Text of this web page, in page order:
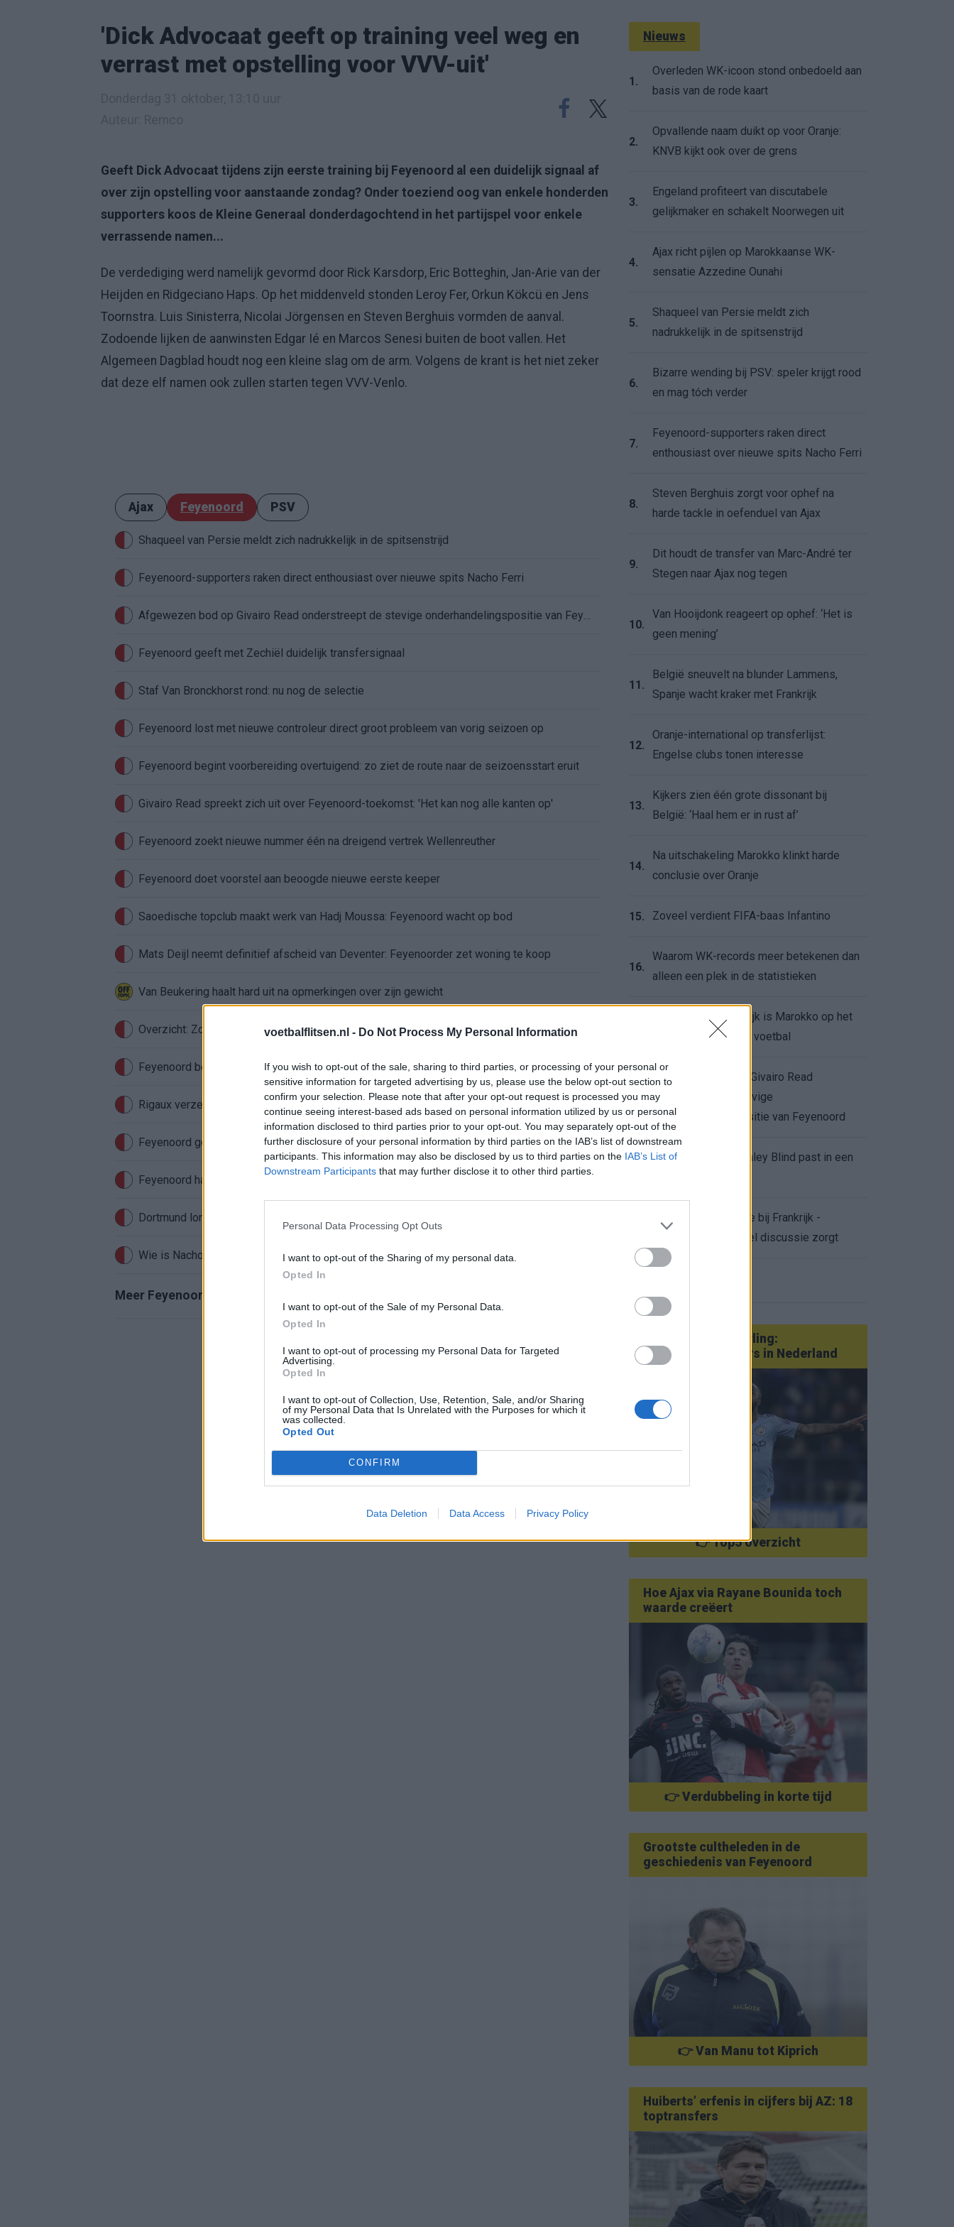
voetbalflitsen.nl - Do Not Process My Personal Information
If you wish to opt-out of the sale, sharing to third parties, or processing of your personal or
sensitive information for targeted advertising by us, please use the below opt-out section to
confirm your selection. Please note that after your opt-out request is processed you may
continue seeing interest-based ads based on personal information utilized by us or personal
information disclosed to third parties prior to your opt-out. You may separately opt-out of the
further disclosure of your personal information by third parties on the IAB’s list of downstream
participants. This information may also be disclosed by us to third parties on the IAB’s List of
Downstream Participants that may further disclose it to other third parties.
Personal Data Processing Opt Outs
I want to opt-out of the Sharing of my personal data.
Opted In
I want to opt-out of the Sale of my Personal Data.
Opted In
I want to opt-out of processing my Personal Data for Targeted
Advertising.
Opted In
I want to opt-out of Collection, Use, Retention, Sale, and/or Sharing
of my Personal Data that Is Unrelated with the Purposes for which it
was collected.
Opted Out
CONFIRM
Data Deletion Data Access Privacy Policy
'Dick Advocaat geeft op training veel weg en
verrast met opstelling voor VVV-uit'
Geeft Dick Advocaat tijdens zijn eerste training bij Feyenoord al een duidelijk signaal af
over zijn opstelling voor aanstaande zondag? Onder toeziend oog van enkele honderden
supporters koos de Kleine Generaal donderdagochtend in het partijspel voor enkele
verrassende namen...
De verdediging werd namelijk gevormd door Rick Karsdorp, Eric Botteghin, Jan-Arie van der
Heijden en Ridgeciano Haps. Op het middenveld stonden Leroy Fer, Orkun Kökcü en Jens
Toornstra. Luis Sinisterra, Nicolai Jörgensen en Steven Berghuis vormden de aanval.
Zodoende lijken de aanwinsten Edgar Ié en Marcos Senesi buiten de boot vallen. Het
Algemeen Dagblad houdt nog een kleine slag om de arm. Volgens de krant is het niet zeker
dat deze elf namen ook zullen starten tegen VVV-Venlo.
Ajax Feyenoord PSV
Shaqueel van Persie meldt zich nadrukkelijk in de spitsenstrijd
Feyenoord-supporters raken direct enthousiast over nieuwe spits Nacho Ferri
Feyenoord geeft met Zechiël duidelijk transfersignaal
Staf Van Bronckhorst rond: nu nog de selectie
Feyenoord lost met nieuwe controleur direct groot probleem van vorig seizoen op
Feyenoord begint voorbereiding overtuigend: zo ziet de route naar de seizoensstart eruit
Givairo Read spreekt zich uit over Feyenoord-toekomst: 'Het kan nog alle kanten op'
Feyenoord zoekt nieuwe nummer één na dreigend vertrek Wellenreuther
Feyenoord doet voorstel aan beoogde nieuwe eerste keeper
Saoedische topclub maakt werk van Hadj Moussa: Feyenoord wacht op bod
Mats Deijl neemt definitief afscheid van Deventer: Feyenoorder zet woning te koop
Van Beukering haalt hard uit na opmerkingen over zijn gewicht
Overzicht: Zo presteren de Feyenoord-spelers op het WK 2026
Feyenoord begint aan nieuw tijdperk: programma richting seizoenstart
Rigaux verzet meteen bergen bij Feyenoord: lef of overmoed?
Feyenoord gebruikt Ajax-talenten voor nieuwe route
Feyenoord haakte al snel af: WK-sensatie Gil Mora blijkt onhaalbaar voor Eredivisie-top
Wie is Nacho Ferri? Profiel van Feyenoords doelwit
Meer Feyenoord-nieuws
Nieuws
1.
Overleden WK-icoon stond onbedoeld aan
basis van de rode kaart
2.
Opvallende naam duikt op voor Oranje:
KNVB kijkt ook over de grens
3.
Engeland profiteert van discutabele
gelijkmaker en schakelt Noorwegen uit
4.
Ajax richt pijlen op Marokkaanse WK-
sensatie Azzedine Ounahi
5.
Shaqueel van Persie meldt zich
nadrukkelijk in de spitsenstrijd
6.
Bizarre wending bij PSV: speler krijgt rood
en mag tóch verder
7.
Feyenoord-supporters raken direct
enthousiast over nieuwe spits Nacho Ferri
8.
Steven Berghuis zorgt voor ophef na
harde tackle in oefenduel van Ajax
9.
Dit houdt de transfer van Marc-André ter
Stegen naar Ajax nog tegen
10.
Van Hooijdonk reageert op ophef: ‘Het is
geen mening’
11.
België sneuvelt na blunder Lammens,
Spanje wacht kraker met Frankrijk
12.
Oranje-international op transferlijst:
Engelse clubs tonen interesse
13.
Kijkers zien één grote dissonant bij
België: ‘Haal hem er in rust af’
14.
Na uitschakeling Marokko klinkt harde
conclusie over Oranje
15. Zoveel verdient FIFA-baas Infantino
16.
Waarom WK-records meer betekenen dan
alleen een plek in de statistieken
Voor de Schilderswijk is Marokko op het
WK meer dan alleen voetbal
18.
Afgewezen bod op Givairo Read
onderstreept de stevige
onderhandelingspositie van Feyenoord
De terugkeer van Daley Blind past in een
Waarom de arbitrage bij Frankrijk -
Marokko voor zoveel discussie zorgt
Van Götze tot Sterling:
statementtransfers in Nederland
👉 Top5 overzicht
Hoe Ajax via Rayane Bounida toch
waarde creëert
👉 Verdubbeling in korte tijd
Grootste cultheleden in de
geschiedenis van Feyenoord
👉 Van Manu tot Kiprich
Huiberts’ erfenis in cijfers bij AZ: 18
toptransfers